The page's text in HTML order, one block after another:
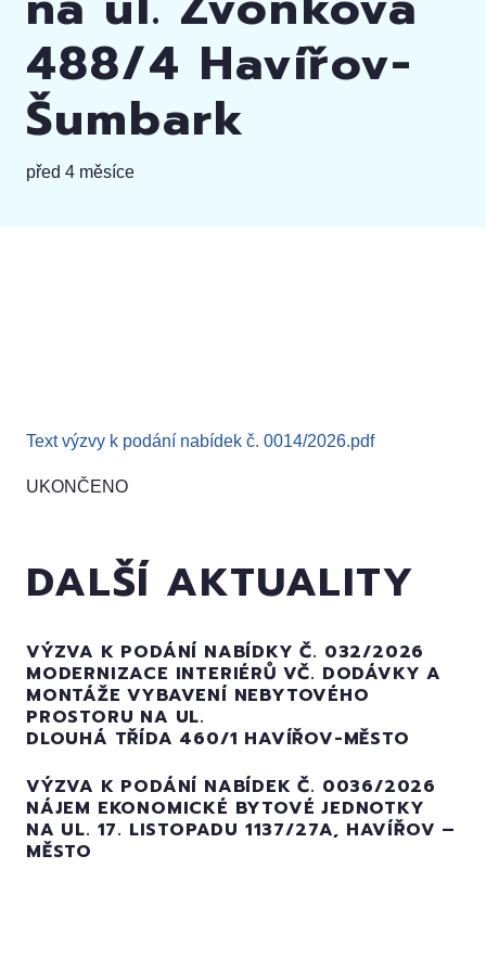
488/4 Havířov-
Šumbark
před 4 měsíce
Text výzvy k podání nabídek č. 0014/2026.pdf
UKONČENO
DALŠÍ AKTUALITY
VÝZVA K PODÁNÍ NABÍDKY Č. 032/2026
MODERNIZACE INTERIÉRŮ VČ. DODÁVKY A
MONTÁŽE VYBAVENÍ NEBYTOVÉHO
PROSTORU NA UL.
DLOUHÁ TŘÍDA 460/1 HAVÍŘOV-MĚSTO
VÝZVA K PODÁNÍ NABÍDEK Č. 0036/2026
NÁJEM EKONOMICKÉ BYTOVÉ JEDNOTKY
NA UL. 17. LISTOPADU 1137/27A, HAVÍŘOV –
MĚSTO